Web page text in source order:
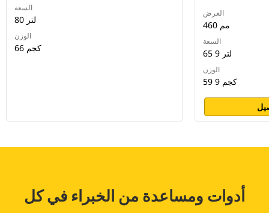
السعة
80 لتر
الوزن
66 كجم
العرض
460 مم
السعة
65 9 لتر
الوزن
59 9 كجم
أدوات ومساعدة من الخبراء في كل